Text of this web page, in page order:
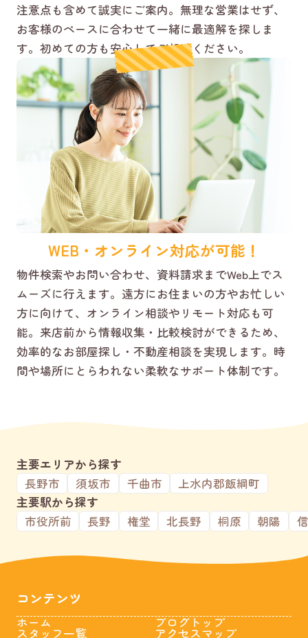
注意点も含めて誠実にご案内。無理な営業はせず、
お客様のペースに合わせて一緒に最適解を探しま
す。初めての方も安心してご相談ください。
WEB・オンライン対応が可能！
物件検索やお問い合わせ、資料請求までWeb上でス
ムーズに行えます。遠方にお住まいの方やお忙しい
方に向けて、オンライン相談やリモート対応も可
能。来店前から情報収集・比較検討ができるため、
効率的なお部屋探し・不動産相談を実現します。時
間や場所にとらわれない柔軟なサポート体制です。
主要エリアから探す
長野市
須坂市 千曲市
上水内郡飯綱町
主要駅から探す
市役所前
長野 権堂 北長野 桐原 朝陽
コンテンツ
ホーム
スタッフ一覧
ブログトップ
アクセスマップ